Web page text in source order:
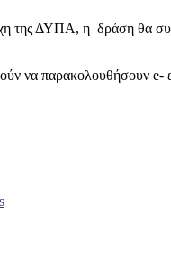
της ΔΥΠΑ, η δράση θα
να παρακολουθήσουν e-